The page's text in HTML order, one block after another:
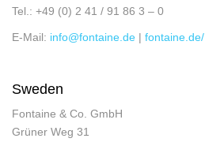
Tel.: +49 (0) 2 41 / 91 86 3 – 0
E-Mail: info@fontaine.de | fontaine.de/
Sweden
Fontaine & Co. GmbH
Grüner Weg 31